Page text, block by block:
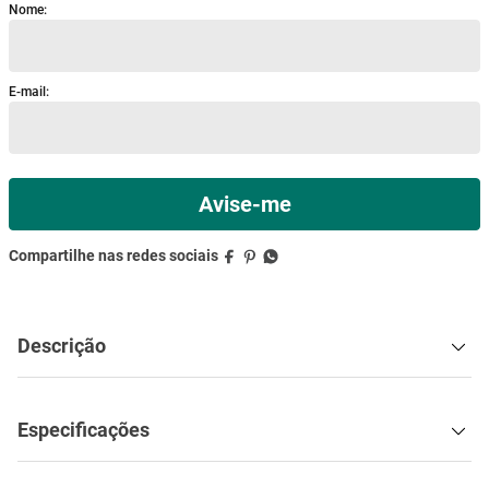
Descrição
Especificações
10